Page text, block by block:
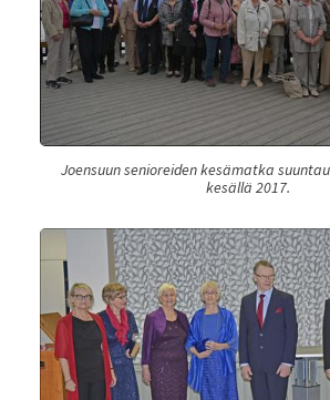
Joensuun senioreiden kesämatka
kesällä 2017.